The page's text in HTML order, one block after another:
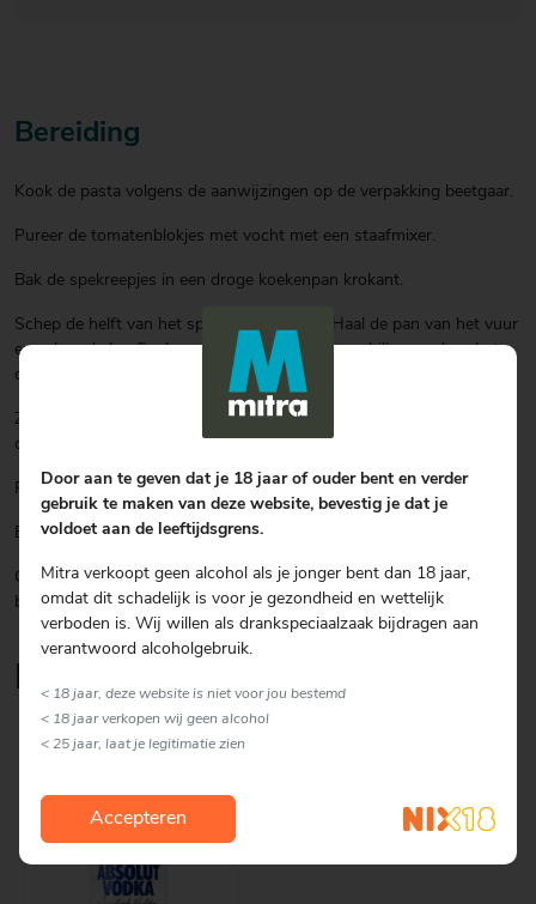
Bereiding
Kook de pasta volgens de aanwijzingen op de verpakking beetgaar.
Pureer de tomatenblokjes met vocht met een staafmixer.
Bak de spekreepjes in een droge koekenpan krokant.
Schep de helft van het spekvet uit de pan. Haal de pan van het vuur
en schep de knoflook, gepureerde tomaten en chilipeper door het
overgebleven spekvet.
Zet de pan weer op het vuur. Laat de saus op middelhoog vuur tot
ongeveer de helt inkoken.
Roer de crème fraîche en de wodka door de tomatensaus.
Breng het geheel op smaak met zout en peper.
Giet de spaghetti a, schep deze door de saus, verdeel het over 4
borden en strooi de spekreepjes erover.
Lekker om erbij te serveren
Door aan te geven dat je 18 jaar of ouder bent en verder
gebruik te maken van deze website, bevestig je dat je
voldoet aan de leeftijdsgrens.
Mitra verkoopt geen alcohol als je jonger bent dan 18 jaar,
omdat dit schadelijk is voor je gezondheid en wettelijk
verboden is. Wij willen als drankspeciaalzaak bijdragen aan
verantwoord alcoholgebruik.
< 18 jaar, deze website is niet voor jou bestemd
< 18 jaar verkopen wij geen alcohol
< 25 jaar, laat je legitimatie zien
Accepteren